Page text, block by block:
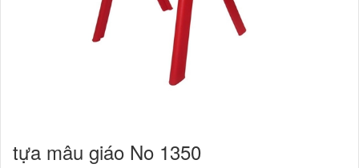
tựa mâu giáo No 1350